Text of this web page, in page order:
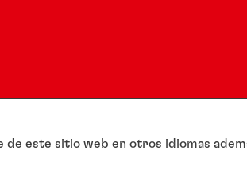
este sitio web en otros idiomas